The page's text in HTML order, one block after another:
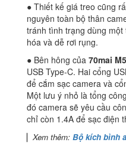
● Thiết kế giá treo cũng
nguyên toàn bộ thân
tránh tình trạng dùng
hóa và dễ rơi rụng.
● Bên hông của 70mai
USB Type-C. Hai cổng
để cắm sạc camera và
Một lưu ý nhỏ là tổng
đó camera sẽ yêu cầu
chỉ còn 1.4A để sạc điện
▏ Xem thêm: Bộ kích bình